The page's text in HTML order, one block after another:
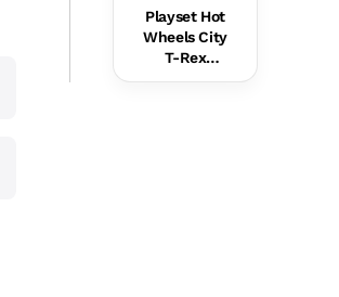
Playset Hot
Wheels City
T-Rex
Battaglia